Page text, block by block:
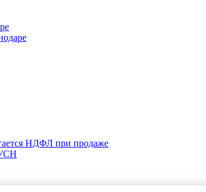
НДФЛ при продаже